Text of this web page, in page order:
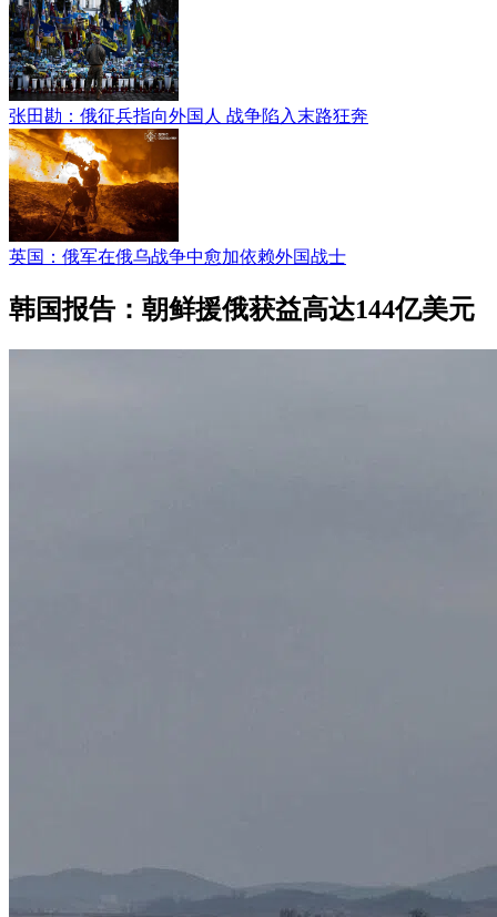
张田勘：俄征兵指向外国人 战争陷入末路狂奔
英国：俄军在俄乌战争中愈加依赖外国战士
韩国报告：朝鲜援俄获益高达144亿美元